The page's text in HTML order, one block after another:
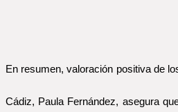
En resumen, valoración positiva de
Cádiz, Paula Fernández, asegura